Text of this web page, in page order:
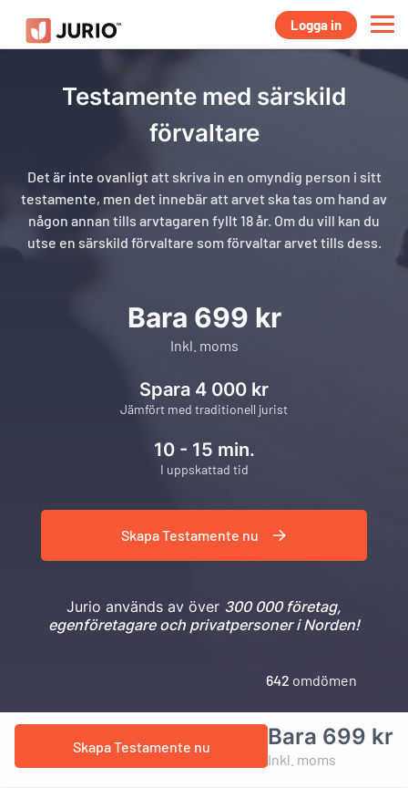
Logga in
Testamente med särskild
förvaltare
Det är inte ovanligt att skriva in en omyndig person i sitt
testamente, men det innebär att arvet ska tas om hand av
någon annan tills arvtagaren fyllt 18 år. Om du vill kan du
utse en särskild förvaltare som förvaltar arvet tills dess.
Bara 699 kr
Inkl. moms
Spara 4 000 kr
Jämfört med traditionell jurist
10 - 15 min.
I uppskattad tid
Skapa Testamente nu
Jurio används av över 300 000 företag,
egenföretagare och privatpersoner i Norden!
642 omdömen
Bara 699 kr
Inkl. moms
Skapa Testamente nu